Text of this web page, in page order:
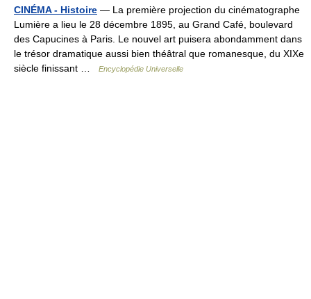
CINÉMA - Histoire — La première projection du cinématographe
Lumière a lieu le 28 décembre 1895, au Grand Café, boulevard
des Capucines à Paris. Le nouvel art puisera abondamment dans
le trésor dramatique aussi bien théâtral que romanesque, du XIXe
siècle finissant …
Encyclopédie Universelle